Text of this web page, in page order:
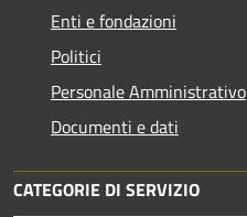
Enti e fondazioni
Politici
Personale Amministrativo
Documenti e dati
CATEGORIE DI SERVIZIO